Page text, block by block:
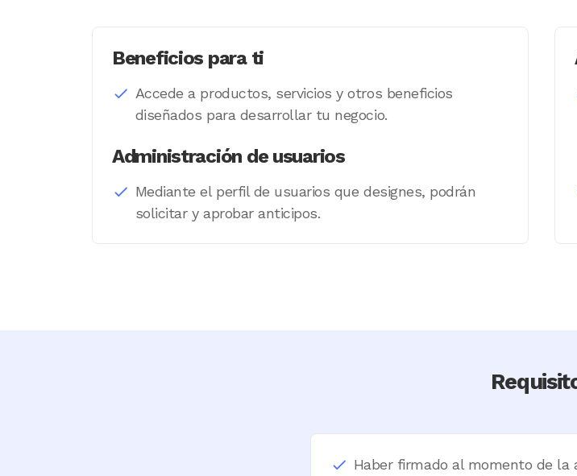
Beneficios para ti
Accede a productos, servicios y otros beneficios
diseñados para desarrollar tu negocio.
Administración de usuarios
Mediante el perfil de usuarios que designes, podrán
solicitar y aprobar anticipos.
Haber firmado al momento de la